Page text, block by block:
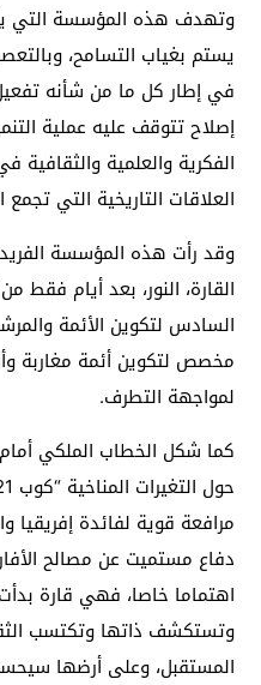
وتهدف هذه المؤسسة التي
يستم بغياب التسامح،
في إطار كل ما من شأنه
إصلاح تتوقف عليه عملية
الفكرية والعلمية والثقافية
العلاقات التاريخية التي
وقد رأت هذه المؤسسة
القارة، النور، بعد أيام
السادس لتكوين الأئمة
مخصص لتكوين أئمة مغاربة
لمواجهة التطرف.
كما شكل الخطاب الملكي
مرافعة قوية لفائدة إفريقيا
دفاع مستميت عن مصالح
اهتماما خاصا، فهي قارة
وتستكشف ذاتها وتكتسب
المستقبل، وعلى أرضها